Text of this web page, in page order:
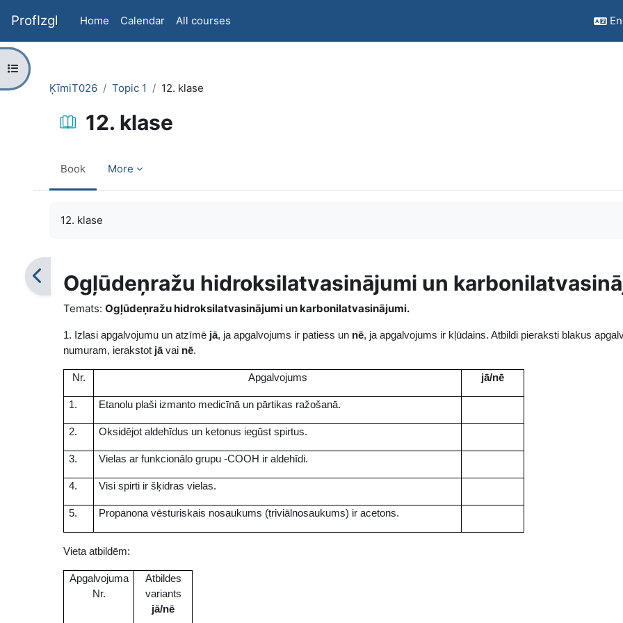
ProfIzgl Home Calendar All courses
Open course index
ĶīmiT026
Topic 1 12. klase
12. klase
Book More
12. klase
Ogļūdeņražu hidroksilatvasinājumi un
Temats: Ogļūdeņražu hidroksilatvasinājumi un karbonilatvasinājumi.
1. Izlasi apgalvojumu un atzīmē jā, ja apgalvojums ir patiess un nē, ja apgalvojums ir kļūdains. Atbildi pieraksti blakus
numuram, ierakstot jāvai nē.
Nr. Apgalvojums jā/nē
1. Etanolu plaši izmanto medicīnā un pārtikas ražošanā.
2. Oksidējot aldehīdus un ketonus iegūst spirtus.
3. Vielas ar funkcionālo grupu -COOH ir aldehīdi.
4. Visi spirti ir šķidras vielas.
5. Propanona vēsturiskais nosaukums (triviālnosaukums) ir acetons.
Vieta atbildēm:
Apgalvojuma
Nr.
Atbildes
variants
jā/nē